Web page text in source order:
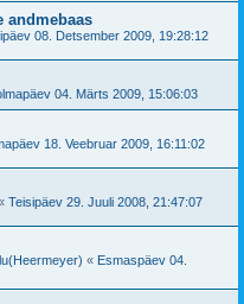
andmebaas
08. Detsember 2009, 19:28:12
04. Märts 2009, 15:06:03
18. Veebruar 2009, 16:11:02
Teisipäev 29. Juuli 2008, 21:47:07
« Esmaspäev 04.